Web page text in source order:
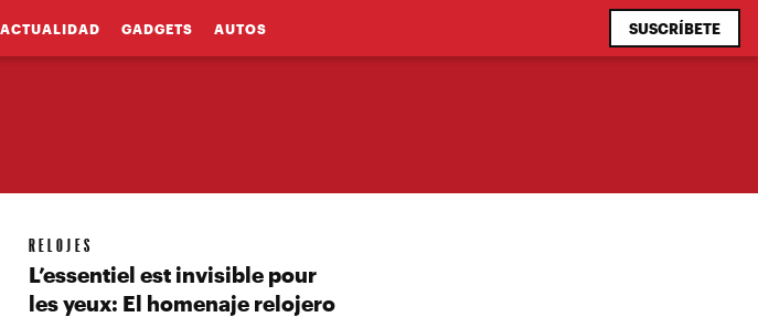
ACTUALIDAD GADGETS AUTOS SUSCRÍBETE
RELOJES
L’essentiel est invisible pour
les yeux: El homenaje relojero